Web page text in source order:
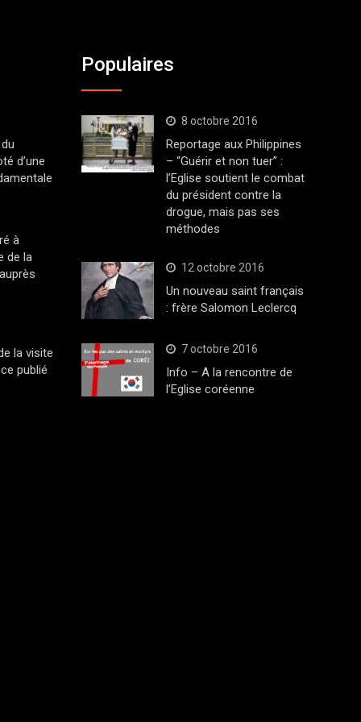
d’une
à
de la
la visite
publié
Populaires
8 octobre 2016
Reportage aux Philippines
– “Guérir et non tuer” :
l’Eglise soutient le combat
du président contre la
drogue, mais pas ses
méthodes
12 octobre 2016
Un nouveau saint français
: frère Salomon Leclercq
7 octobre 2016
Info – A la rencontre de
l’Eglise coréenne